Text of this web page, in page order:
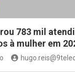
783 mil
à mulher em